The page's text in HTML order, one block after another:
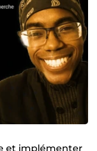
et implémenter